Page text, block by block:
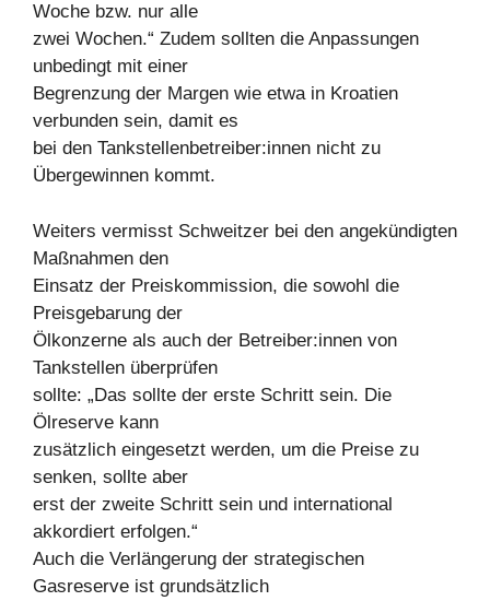
Woche bzw. nur alle
zwei Wochen.“ Zudem sollten die Anpassungen
unbedingt mit einer
Begrenzung der Margen wie etwa in Kroatien
verbunden sein, damit es
bei den Tankstellenbetreiber:innen nicht zu
Übergewinnen kommt.
Weiters vermisst Schweitzer bei den angekündigten
Maßnahmen den
Einsatz der Preiskommission, die sowohl die
Preisgebarung der
Ölkonzerne als auch der Betreiber:innen von
Tankstellen überprüfen
sollte: „Das sollte der erste Schritt sein. Die
Ölreserve kann
zusätzlich eingesetzt werden, um die Preise zu
senken, sollte aber
erst der zweite Schritt sein und international
akkordiert erfolgen.“
Auch die Verlängerung der strategischen
Gasreserve ist grundsätzlich